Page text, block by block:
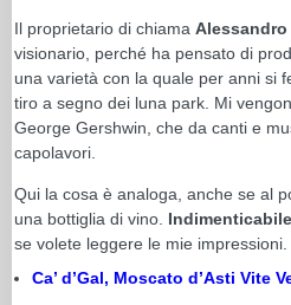
Il proprietario di chiama
visionario, perché ha pensato di
una varietà con la quale per anni si
tiro a segno dei luna park. Mi
George Gershwin, che da canti e
capolavori.
Qui la cosa è analoga, anche se al
una bottiglia di vino. Indimenticabile
se volete leggere le mie impressioni.
Ca’ d’Gal, Moscato d’Asti Vite